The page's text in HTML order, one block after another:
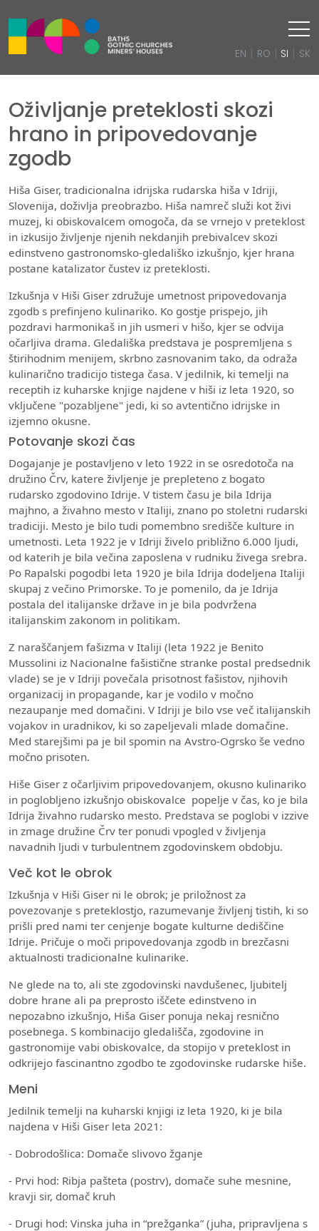
EN | RO | SI | SK
Oživljanje preteklosti skozi
hrano in pripovedovanje
zgodb
Hiša Giser, tradicionalna idrijska rudarska hiša v Idriji,
Slovenija, doživlja preobrazbo. Hiša namreč služi kot živi
muzej, ki obiskovalcem omogoča, da se vrnejo v preteklost
in izkusijo življenje njenih nekdanjih prebivalcev skozi
edinstveno gastronomsko-gledališko izkušnjo, kjer hrana
postane katalizator čustev iz preteklosti.
Izkušnja v Hiši Giser združuje umetnost pripovedovanja
zgodb s prefinjeno kulinariko. Ko gostje prispejo, jih
pozdravi harmonikaš in jih usmeri v hišo, kjer se odvija
očarljiva drama. Gledališka predstava je pospremljena s
štirihodnim menijem, skrbno zasnovanim tako, da odraža
kulinarično tradicijo tistega časa. V jedilnik, ki temelji na
receptih iz kuharske knjige najdene v hiši iz leta 1920, so
vključene "pozabljene" jedi, ki so avtentično idrijske in
izjemno okusne.
Potovanje skozi čas
Dogajanje je postavljeno v leto 1922 in se osredotoča na
družino Črv, katere življenje je prepleteno z bogato
rudarsko zgodovino Idrije. V tistem času je bila Idrija
majhno, a živahno mesto v Italiji, znano po stoletni rudarski
tradiciji. Mesto je bilo tudi pomembno središče kulture in
umetnosti. Leta 1922 je v Idriji živelo približno 6.000 ljudi,
od katerih je bila večina zaposlena v rudniku živega srebra.
Po Rapalski pogodbi leta 1920 je bila Idrija dodeljena Italiji
skupaj z večino Primorske. To je pomenilo, da je Idrija
postala del italijanske države in je bila podvržena
italijanskim zakonom in politikam.
Z naraščanjem fašizma v Italiji (leta 1922 je Benito
Mussolini iz Nacionalne fašistične stranke postal predsednik
vlade) se je v Idriji povečala prisotnost fašistov, njihovih
organizacij in propagande, kar je vodilo v močno
nezaupanje med domačini. V Idriji je bilo vse več italijanskih
vojakov in uradnikov, ki so zapeljevali mlade domačine.
Med starejšimi pa je bil spomin na Avstro-Ogrsko še vedno
močno prisoten.
Hiše Giser z očarljivim pripovedovanjem, okusno kulinariko
in poglobljeno izkušnjo obiskovalce popelje v čas, ko je bila
Idrija živahno rudarsko mesto. Predstava se poglobi v izzive
in zmage družine Črv ter ponudi vpogled v življenja
navadnih ljudi v turbulentnem zgodovinskem obdobju.
Več kot le obrok
Izkušnja v Hiši Giser ni le obrok; je priložnost za
povezovanje s preteklostjo, razumevanje življenj tistih, ki so
prišli pred nami ter cenjenje bogate kulturne dediščine
Idrije. Pričuje o moči pripovedovanja zgodb in brezčasni
aktualnosti tradicionalne kulinarike.
Ne glede na to, ali ste zgodovinski navdušenec, ljubitelj
dobre hrane ali pa preprosto iščete edinstveno in
nepozabno izkušnjo, Hiša Giser ponuja nekaj resnično
posebnega. S kombinacijo gledališča, zgodovine in
gastronomije vabi obiskovalce, da stopijo v preteklost in
odkrijejo fascinantno zgodbo te zgodovinske rudarske hiše.
Meni
Jedilnik temelji na kuharski knjigi iz leta 1920, ki je bila
najdena v Hiši Giser leta 2021:
- Dobrodošlica: Domače slivovo žganje
- Prvi hod: Ribja pašteta (postrv), domače suhe mesnine,
kravji sir, domač kruh
- Drugi hod: Vinska juha in “prežganka” (juha, pripravljena s